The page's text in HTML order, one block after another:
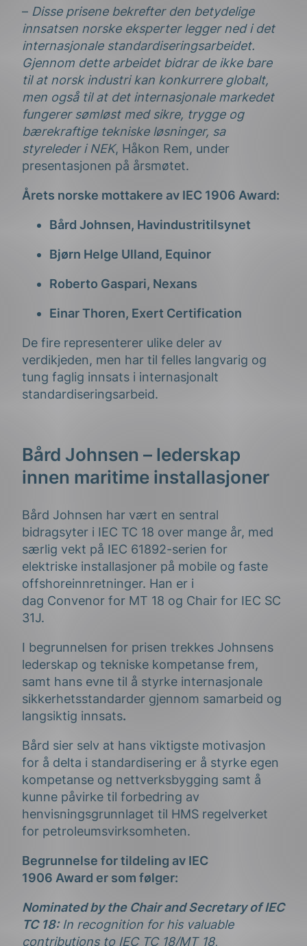
– Disse prisene bekrefter den betydelige
innsatsen norske eksperter legger ned i det
internasjonale standardiseringsarbeidet.
Gjennom dette arbeidet bidrar de ikke bare
til at norsk industri kan konkurrere globalt,
men også til at det internasjonale markedet
fungerer sømløst med sikre, trygge og
bærekraftige tekniske løsninger, sa
styreleder i NEK, Håkon Rem, under
presentasjonen på årsmøtet.
Årets norske mottakere av IEC 1906 Award:
Bård Johnsen, Havindustritilsynet
Bjørn Helge Ulland, Equinor
Roberto Gaspari, Nexans
Einar Thoren, Exert Certification
De fire representerer ulike deler av
verdikjeden, men har til felles langvarig og
tung faglig innsats i internasjonalt
standardiseringsarbeid.
Bård Johnsen – lederskap
innen maritime installasjoner
Bård Johnsen har vært en sentral
bidragsyter i IEC TC 18 over mange år, med
særlig vekt på IEC 61892-serien for
elektriske installasjoner på mobile og faste
offshoreinnretninger. Han er i
dag Convenor for MT 18 og Chair for IEC SC
31J.
I begrunnelsen for prisen trekkes Johnsens
lederskap og tekniske kompetanse frem,
samt hans evne til å styrke internasjonale
sikkerhetsstandarder gjennom samarbeid og
langsiktig innsats.
Bård sier selv at hans viktigste motivasjon
for å delta i standardisering er å styrke egen
kompetanse og nettverksbygging samt å
kunne påvirke til forbedring av
henvisningsgrunnlaget til HMS regelverket
for petroleumsvirksomheten.
Begrunnelse for tildeling av IEC
1906 Award er som følger:
Nominated by the Chair and Secretary of IEC
TC 18:In recognition for his valuable
contributions to IEC TC 18/MT 18,